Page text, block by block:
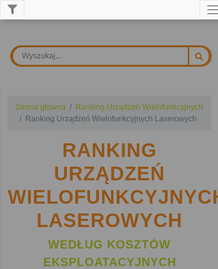
Strona głowna
Ranking Urządzeń Wielofunkcyjnych
Ranking Urządzeń Wielofunkcyjnych Laserowych
RANKING
URZĄDZEŃ
LASEROWYCH
WEDŁUG KOSZTÓW
EKSPLOATACYJNYCH